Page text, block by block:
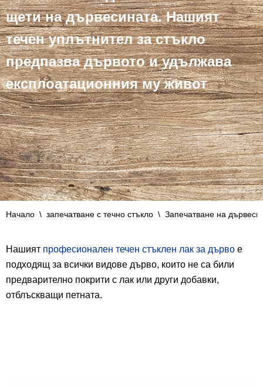
щети на дървесината. Нашият
течен уплътнител за стъкло
предпазва дървото и удължава
експлоатационния му живот
Начало \ запечатване с течно стъкло \ Запечатване на
Нашият професионален течен стъклен лак за дърво е
подходящ за всички видове дърво, които не са били
предварително покрити с лак или други добавки,
отблъскващи петната.